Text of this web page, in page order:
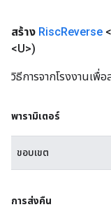
สร้าง RiscReverse
<U>)
วิธีการจากโรงงานเพื่
พารามิเตอร์
ขอบเขต
การส่งคืน